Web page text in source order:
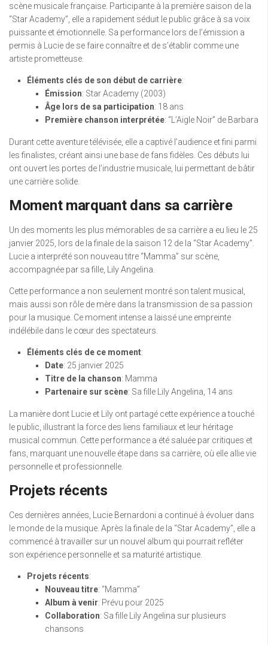
scène musicale française. Participante à la première saison de la
“Star Academy”, elle a rapidement séduit le public grâce à sa voix
puissante et émotionnelle. Sa performance lors de l’émission a
permis à Lucie de se faire connaître et de s’établir comme une
artiste prometteuse.
Éléments clés de son début de carrière:
Émission: Star Academy (2003)
Âge lors de sa participation: 18 ans
Première chanson interprétée: “L’Aigle Noir” de Barbara
Durant cette aventure télévisée, elle a captivé l’audience et fini parmi
les finalistes, créant ainsi une base de fans fidèles. Ces débuts lui
ont ouvert les portes de l’industrie musicale, lui permettant de bâtir
une carrière solide.
Moment marquant dans sa carrière
Un des moments les plus mémorables de sa carrière a eu lieu le 25
janvier 2025, lors de la finale de la saison 12 de la “Star Academy”.
Lucie a interprété son nouveau titre “Mamma” sur scène,
accompagnée par sa fille, Lily Angelina.
Cette performance a non seulement montré son talent musical,
mais aussi son rôle de mère dans la transmission de sa passion
pour la musique. Ce moment intense a laissé une empreinte
indélébile dans le cœur des spectateurs.
Éléments clés de ce moment:
Date: 25 janvier 2025
Titre de la chanson: Mamma
Partenaire sur scène: Sa fille Lily Angelina, 14 ans
La manière dont Lucie et Lily ont partagé cette expérience a touché
le public, illustrant la force des liens familiaux et leur héritage
musical commun. Cette performance a été saluée par critiques et
fans, marquant une nouvelle étape dans sa carrière, où elle allie vie
personnelle et professionnelle.
Projets récents
Ces dernières années, Lucie Bernardoni a continué à évoluer dans
le monde de la musique. Après la finale de la “Star Academy”, elle a
commencé à travailler sur un nouvel album qui pourrait refléter
son expérience personnelle et sa maturité artistique.
Projets récents:
Nouveau titre: “Mamma”
Album à venir: Prévu pour 2025
Collaboration: Sa fille Lily Angelina sur plusieurs
chansons